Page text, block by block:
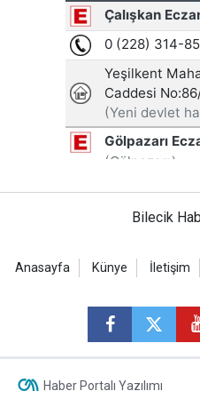
Bilecik
Anasayfa Künye İletişim
Haber Portalı Yazılımı